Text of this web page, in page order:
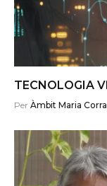
TECNOLOGIA
Per Àmbit Maria Corral